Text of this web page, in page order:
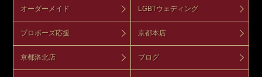
オーダーメイド LGBTウェディング
プロポーズ応援 京都本店
京都洛北店 ブログ